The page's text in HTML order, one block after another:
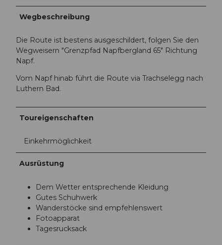
Wegbeschreibung
Die Route ist bestens ausgeschildert, folgen Sie den
Wegweisern "Grenzpfad Napfbergland 65" Richtung
Napf.
Vom Napf hinab führt die Route via Trachselegg nach
Luthern Bad.
Toureigenschaften
Einkehrmöglichkeit
Ausrüstung
Dem Wetter entsprechende Kleidung
Gutes Schuhwerk
Wanderstöcke sind empfehlenswert
Fotoapparat
Tagesrucksack